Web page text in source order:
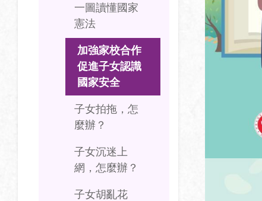
一圖讀懂國家
憲法
加強家校合作
促進子女認識
國家安全
子女拍拖，怎
麼辦？
子女沉迷上
網，怎麼辦？
子女胡亂花